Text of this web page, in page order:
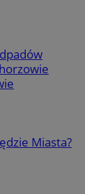
Miasta?